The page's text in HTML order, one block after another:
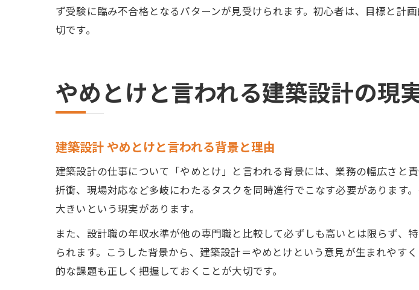
ず受験に臨み不合格となるパターンが見受けられます。初心者は、目標と計
切です。
やめとけと言われる建築設計の現
建築設計 やめとけと言われる背景と理由
建築設計の仕事について「やめとけ」と言われる背景には、業務の幅広さと
折衝、現場対応など多岐にわたるタスクを同時進行でこなす必要があります
大きいという現実があります。
また、設計職の年収水準が他の専門職と比較して必ずしも高いとは限らず
られます。こうした背景から、建築設計＝やめとけという意見が生まれやす
的な課題も正しく把握しておくことが大切です。